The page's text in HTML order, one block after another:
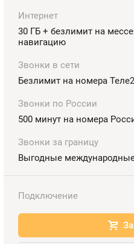
Тарифы
Номера
Номера
Йота
Тарифы
Оплата и доставка
Контакты
Устройства
Интернет
30 ГБ + безлимит на
навигацию
Звонки в сети
Безлимит на номера
Звонки по России
500 минут на номера
Звонки за границу
Выгодные
Подключение